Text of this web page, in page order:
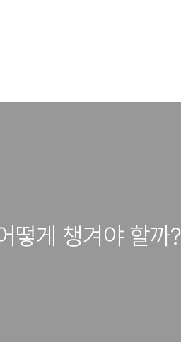
떻게 챙겨야 할까?